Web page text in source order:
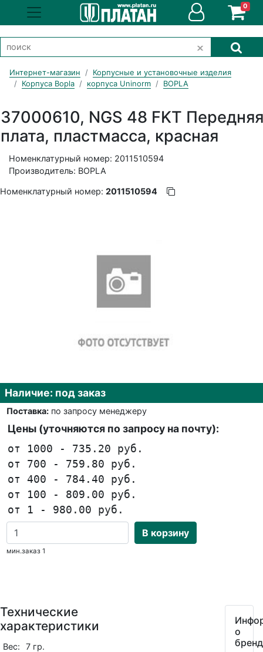
0
Интернет-магазин
Корпусные и установочные изделия
Корпуса Bopla
корпуса Uninorm BOPLA
37000610, NGS 48 FKT Передняя
плата, пластмасса, красная
Номенклатурный номер: 2011510594
Производитель: BOPLA
Номенклатурный номер: 2011510594
Наличие: под заказ
Поставка:по запросу менеджеру
Цены (уточняются по запросу на почту):
от 1000 - 735.20 руб.
от 700 - 759.80 руб.
от 400 - 784.40 руб.
от 100 - 809.00 руб.
от 1 - 980.00 руб.
В корзину
мин.заказ 1
Технические
характеристики
Вес: 7 гр.
о